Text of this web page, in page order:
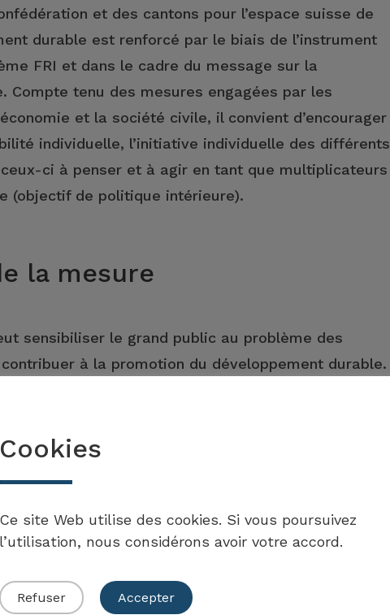
et des cantons pour l’espace suisse de
durable est renforcé par le biais de l’instrument
FRI et dans le cadre du message sur la
Compte tenu des mesures engagées par les
et la société civile, il convient d’encourager
individuelle, l’initiative individuelle des différents
ci à penser et à agir en tant que multiplicateurs
(objectif de politique intérieure).
la mesure
sensibiliser le grand public au problème des
à la promotion du développement durable.
en œuvre des mesures
Cookies
Ce site Web utilise des cookies. Si vous poursuivez
l’utilisation, nous considérons avoir votre accord.
Refuser Accepter